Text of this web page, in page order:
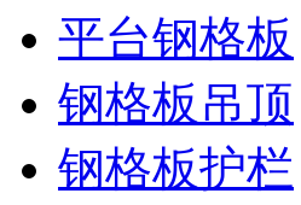
平台钢格板
钢格板吊顶
钢格板护栏